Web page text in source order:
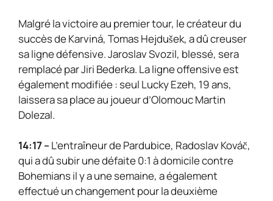
Malgré la victoire au premier tour, le créateur du
succès de Karviná, Tomas Hejdušek, a dû creuser
sa ligne défensive. Jaroslav Svozil, blessé, sera
remplacé par Jiri Bederka. La ligne offensive est
également modifiée : seul Lucky Ezeh, 19 ans,
laissera sa place au joueur d’Olomouc Martin
Dolezal.
14:17 –L’entraîneur de Pardubice, Radoslav Kováč,
qui a dû subir une défaite 0:1 à domicile contre
Bohemians il y a une semaine, a également
effectué un changement pour la deuxième